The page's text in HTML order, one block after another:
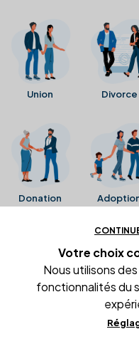
Union Divorce
Donation
Ces avis
Business de l'office
été
Conditions générales
Votre choix
Nous utilisons
fonctionnalités du